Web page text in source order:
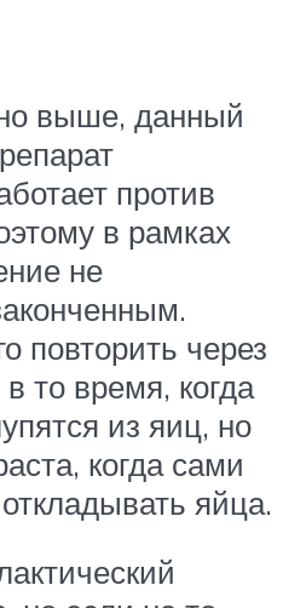
выше, данный
против
в рамках
не
повторить через
то время, когда
из яиц, но
когда сами
яйца.